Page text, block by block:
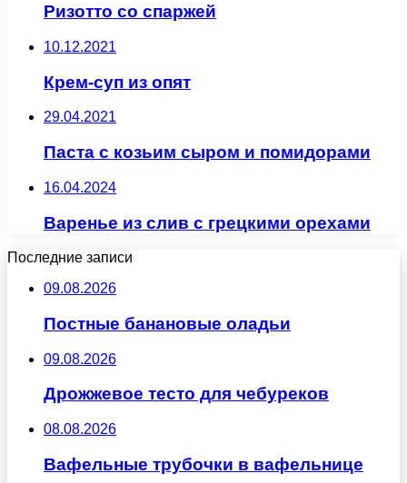
Ризотто со спаржей
10.12.2021
Крем-суп из опят
29.04.2021
Паста с козьим сыром и помидорами
16.04.2024
Варенье из слив с грецкими орехами
Последние записи
09.08.2026
Постные банановые оладьи
09.08.2026
Дрожжевое тесто для чебуреков
08.08.2026
Вафельные трубочки в вафельнице